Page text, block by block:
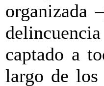
organizada
captado a
largo de los